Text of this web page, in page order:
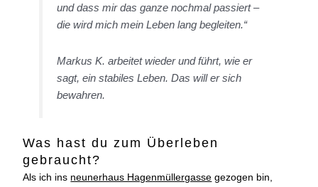
und dass mir das ganze nochmal passiert –
die wird mich mein Leben lang begleiten.“
Markus K. arbeitet wieder und führt, wie er
sagt, ein stabiles Leben. Das will er sich
bewahren.
Was hast du zum Überleben
gebraucht?
Als ich ins neunerhaus Hagenmüllergasse gezogen bin,